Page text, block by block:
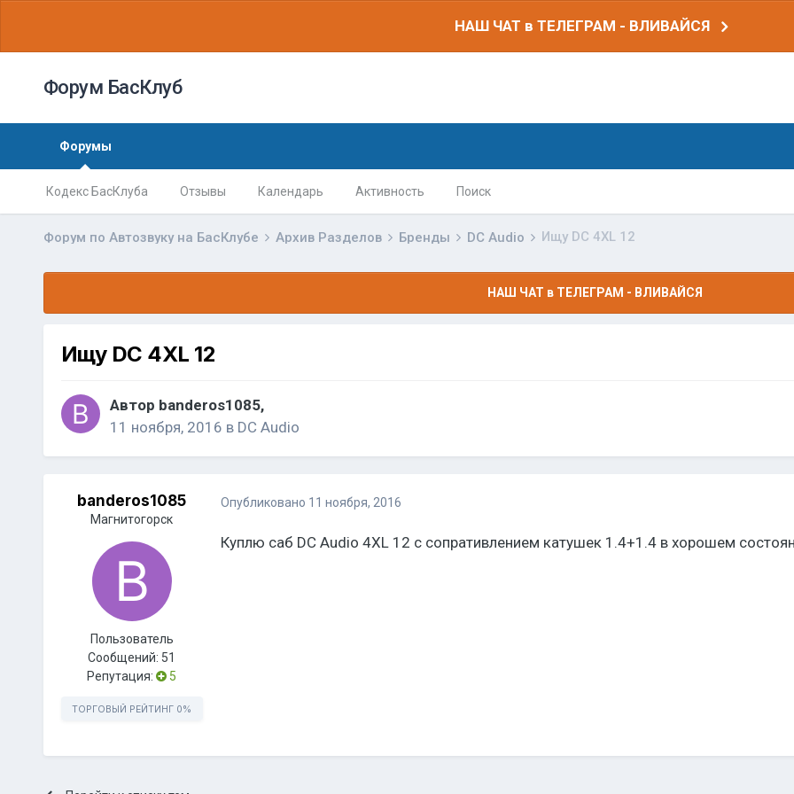
НАШ ЧАТ в ТЕЛЕГРАМ - ВЛИВАЙСЯ
Форум БасКлуб
Форумы
Кодекс БасКлуба Отзывы Календарь Активность Поиск
Форум по Автозвуку на БасКлубе Архив Разделов Бренды DC Audio Ищу DC 4XL 12
НАШ ЧАТ в ТЕЛЕГРАМ - ВЛИВАЙСЯ
Ищу DC 4XL 12
Автор banderos1085,
11 ноября, 2016 в DC Audio
banderos1085
Магнитогорск
Пользователь
Сообщений: 51
Репутация:
5
ТОРГОВЫЙ РЕЙТИНГ 0%
Опубликовано 11 ноября, 2016
Куплю саб DC Audio 4XL 12 с сопративлением катушек 1.4+1.4 в хорошем